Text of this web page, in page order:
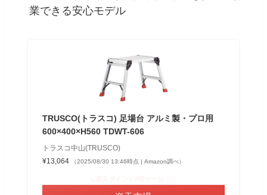
業できる安心モデル
TRUSCO(トラスコ) 足場台 アルミ製・プロ用
600×400×H560 TDWT-606
トラスコ中山(TRUSCO)
¥13,064
（2025/08/30 13:46時点 | Amazon調べ）